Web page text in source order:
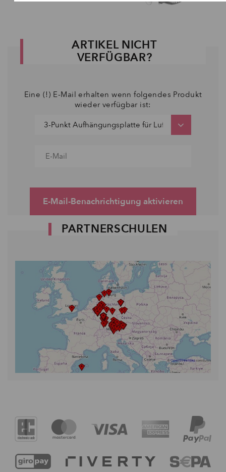
ARTIKEL NICHT
VERFÜGBAR?
Eine (!) E-Mail erhalten wenn folgendes Produkt
wieder verfügbar ist:
E-Mail-Benachrichtigung aktivieren
PARTNERSCHULEN